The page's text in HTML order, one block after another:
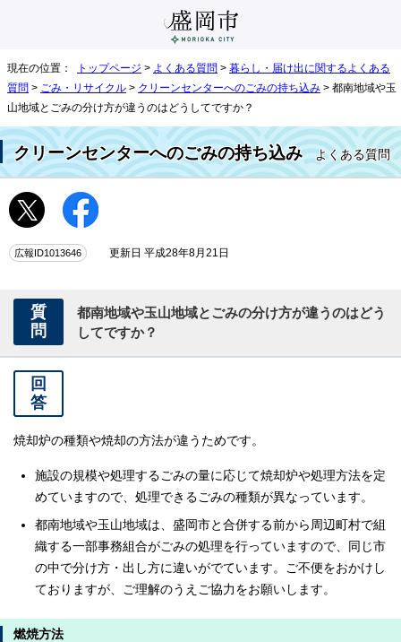
現在の位置： トップページ > よくある質問 > 暮らし・届け出に関するよくある
質問 > ごみ・リサイクル > クリーンセンターへのごみの持ち込み > 都南地域や玉
山地域とごみの分け方が違うのはどうしてですか？
クリーンセンターへのごみの持ち込みよくある質問
広報ID1013646 更新日 平成28年8月21日
質
問
都南地域や玉山地域とごみの分け方が違うのはどう
してですか？
回
答
焼却炉の種類や焼却の方法が違うためです。
施設の規模や処理するごみの量に応じて焼却炉や処理方法を定
めていますので、処理できるごみの種類が異なっています。
都南地域や玉山地域は、盛岡市と合併する前から周辺町村で組
織する一部事務組合がごみの処理を行っていますので、同じ市
の中で分け方・出し方に違いがでています。ご不便をおかけし
ておりますが、ご理解のうえご協力をお願いします。
燃焼方法